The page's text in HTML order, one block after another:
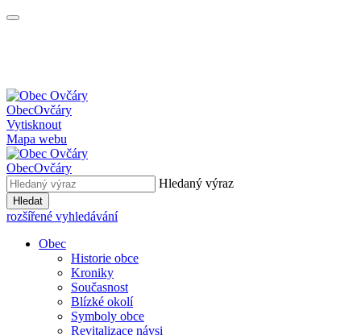
ObecOvčáry
Vytisknout
Mapa webu
ObecOvčáry
Hledaný výraz
Hledat
rozšířené vyhledávání
Obec
Historie obce
Kroniky
Současnost
Blízké okolí
Symboly obce
Revitalizace návsi